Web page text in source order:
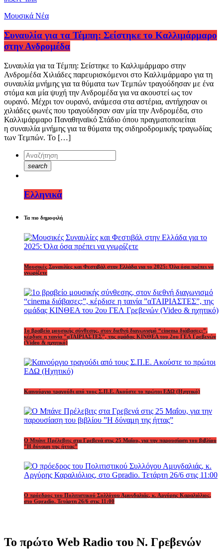
Μουσικά Νέα
Συναυλία για τα Τέμπη: Σείστηκε το Καλλιμάρμαρο
στην Ανδρομέδα
Συναυλία για τα Τέμπη: Σείστηκε το Καλλιμάρμαρο στην
Ανδρομέδα Χιλιάδες παρευρισκόμενοι στο Καλλιμάρμαρο για τη
συναυλία μνήμης για τα θύματα των Τεμπών τραγούδησαν με ένα
στόμα και μία ψυχή την Ανδρομέδα για να ακουστεί ως τον
ουρανό. Μέχρι τον ουρανό, ανάμεσα στα αστέρια, αντήχησαν οι
χιλιάδες φωνές που τραγούδησαν σαν μία την Ανδρομέδα, στο
Καλλιμάρμαρο Παναθηναϊκό Στάδιο όπου πραγματοποιείται
η συναυλία μνήμης για τα θύματα της σιδηροδρομικής τραγωδίας
των Τεμπών. Το […]
search
Ελληνικά
Τα πιο δημοφιλή
Μουσικές Συναυλίες και Φεστιβάλ στην Ελλάδα για το 2025: Όλα όσα πρέπει να
γνωρίζετε
1o βραβείο μουσικής σύνθεσης, στον διεθνή διαγωνισμό “cinema διάβασες;”,
κέρδισε η ταινία ”αΤΑΙΡΙΑΣΤΕΣ”, της ομάδας ΚΙΝΘΕΑ του 2ου ΓΕΛ Γρεβενών
(Video & ηχητικό)
Καινούργιο τραγούδι από τους Σ.Π.Ε. Ακούστε το πρώτοι ΕΔΩ (Ηχητικό)
Ο Μπάνε Πρέλεβιτς στα Γρεβενά στις 25 Μαΐου, για την παρουσίαση του βιβλίου
”Η δύναμη της ήττας”
Ο πρόεδρος του Πολιτιστικού Συλλόγου Αμυγδαλιάς, κ. Αργύρης Καραλιόλιος,
στο Gpradio. Τετάρτη 26/6 στις 11:00
Το πρώτο Web Radio του Ν. Γρεβενών